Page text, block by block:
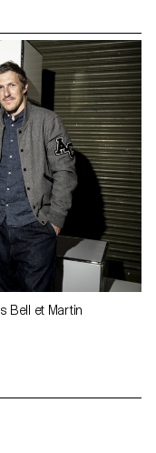
Bell et Martin